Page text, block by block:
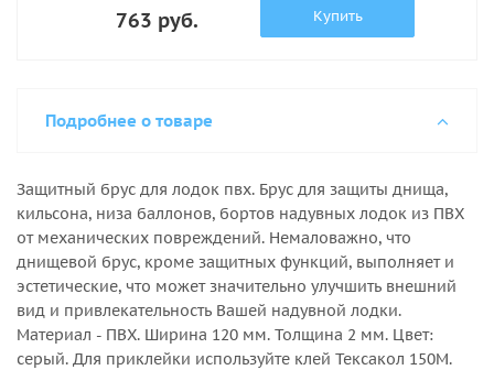
763 руб. Купить
Подробнее о товаре
Защитный брус для лодок пвх. Брус для защиты днища,
кильсона, низа баллонов, бортов надувных лодок из ПВХ
от механических повреждений. Немаловажно, что
днищевой брус, кроме защитных функций, выполняет и
эстетические, что может значительно улучшить внешний
вид и привлекательность Вашей надувной лодки.
Материал - ПВХ. Ширина 120 мм. Толщина 2 мм. Цвет:
серый. Для приклейки используйте клей Тексакол 150М.